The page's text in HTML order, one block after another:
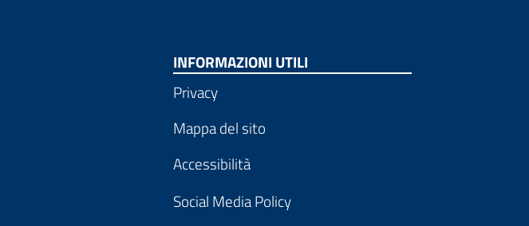
INFORMAZIONI UTILI
Privacy
Mappa del sito
Accessibilità
Social Media Policy